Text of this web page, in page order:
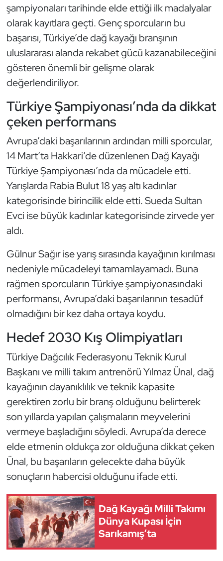
şampiyonaları tarihinde elde ettiği ilk madalyalar
olarak kayıtlara geçti. Genç sporcuların bu
başarısı, Türkiye’de dağ kayağı branşının
uluslararası alanda rekabet gücü kazanabileceğini
gösteren önemli bir gelişme olarak
değerlendiriliyor.
Türkiye Şampiyonası’nda da dikkat
çeken performans
Avrupa’daki başarılarının ardından milli sporcular,
14 Mart’ta Hakkari’de düzenlenen Dağ Kayağı
Türkiye Şampiyonası’nda da mücadele etti.
Yarışlarda Rabia Bulut 18 yaş altı kadınlar
kategorisinde birincilik elde etti. Sueda Sultan
Evci ise büyük kadınlar kategorisinde zirvede yer
aldı.
Gülnur Sağır ise yarış sırasında kayağının kırılması
nedeniyle mücadeleyi tamamlayamadı. Buna
rağmen sporcuların Türkiye şampiyonasındaki
performansı, Avrupa’daki başarılarının tesadüf
olmadığını bir kez daha ortaya koydu.
Hedef 2030 Kış Olimpiyatları
Türkiye Dağcılık Federasyonu Teknik Kurul
Başkanı ve milli takım antrenörü Yılmaz Ünal, dağ
kayağının dayanıklılık ve teknik kapasite
gerektiren zorlu bir branş olduğunu belirterek
son yıllarda yapılan çalışmaların meyvelerini
vermeye başladığını söyledi. Avrupa’da derece
elde etmenin oldukça zor olduğuna dikkat çeken
Ünal, bu başarıların gelecekte daha büyük
sonuçların habercisi olduğunu ifade etti.
Dağ Kayağı Milli Takımı
Dünya Kupası İçin
Sarıkamış’ta
Satranç
Su Topu
Sualtı Sporları
Tekvando
Tenis
Triatlon
Voleybol
Vücut Geliştirme Fitness
Wushu Kungfu
Yüzme